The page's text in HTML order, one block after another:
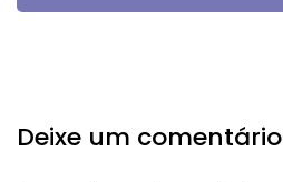
Deixe um comentário